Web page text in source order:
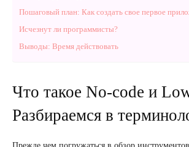
Пошаговый план: Как создать свое первое
Исчезнут ли программисты?
Выводы: Время действовать
Что такое No-code и
Разбираемся в